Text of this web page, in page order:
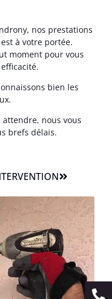
nos prestations
à votre portée.
moment pour vous
bien les
attendre, nous vous
brefs délais.